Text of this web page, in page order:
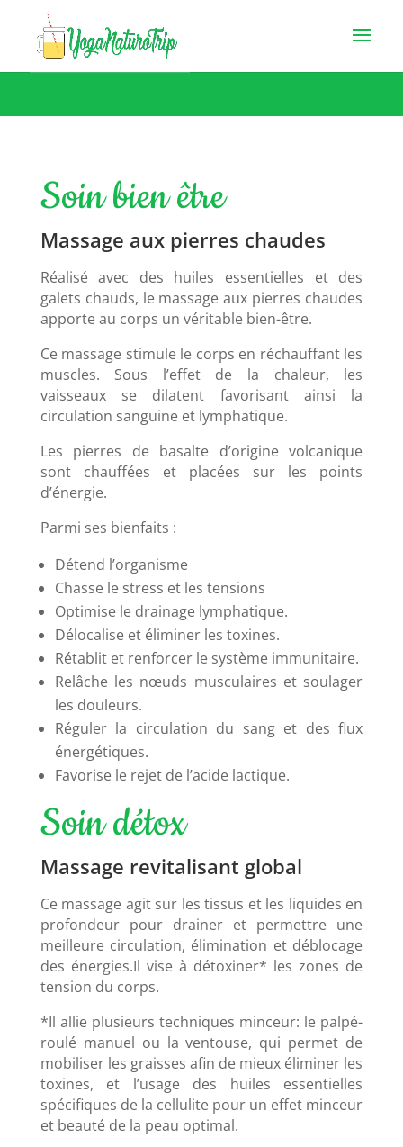
Soin bien être
Massage aux pierres chaudes
Réalisé avec des huiles essentielles et des
galets chauds, le massage aux pierres chaudes
apporte au corps un véritable bien-être.
Ce massage stimule le corps en réchauffant les
muscles. Sous l’effet de la chaleur, les
vaisseaux se dilatent favorisant ainsi la
circulation sanguine et lymphatique.
Les pierres de basalte d’origine volcanique
sont chauffées et placées sur les points
d’énergie.
Parmi ses bienfaits :
Détend l’organisme
Chasse le stress et les tensions
Optimise le drainage lymphatique.
Délocalise et éliminer les toxines.
Rétablit et renforcer le système immunitaire.
Relâche les nœuds musculaires et soulager
les douleurs.
Réguler la circulation du sang et des flux
énergétiques.
Favorise le rejet de l’acide lactique.
Soin détox
Massage revitalisant global
Ce massage agit sur les tissus et les liquides en
profondeur pour drainer et permettre une
meilleure circulation, élimination et déblocage
des énergies.Il vise à détoxiner* les zones de
tension du corps.
*Il allie plusieurs techniques minceur: le palpé-
roulé manuel ou la ventouse, qui permet de
mobiliser les graisses afin de mieux éliminer les
toxines, et l’usage des huiles essentielles
spécifiques de la cellulite pour un effet minceur
et beauté de la peau optimal.